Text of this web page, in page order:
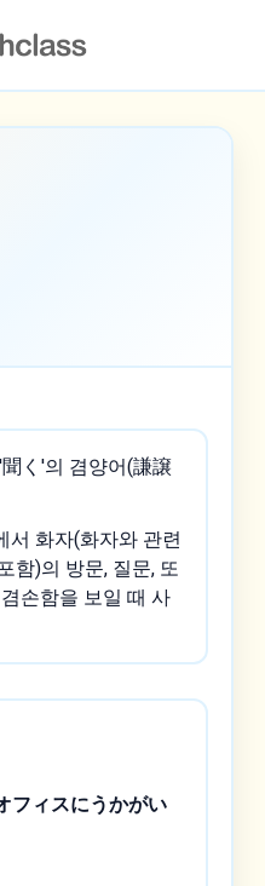
く'의 겸양어(謙譲
서 화자(화자와 관련
함)의 방문, 질문, 또
손함을 보일 때 사
フィスにうかがい